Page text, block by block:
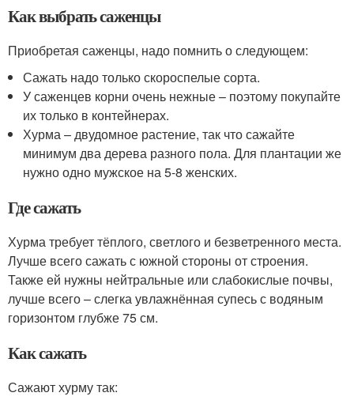
Как выбрать саженцы
Приобретая саженцы, надо помнить о следующем:
Сажать надо только скороспелые сорта.
У саженцев корни очень нежные – поэтому покупайте
их только в контейнерах.
Хурма – двудомное растение, так что сажайте
минимум два дерева разного пола. Для плантации же
нужно одно мужское на 5-8 женских.
Где сажать
Хурма требует тёплого, светлого и безветренного места.
Лучше всего сажать с южной стороны от строения.
Также ей нужны нейтральные или слабокислые почвы,
лучше всего – слегка увлажнённая супесь с водяным
горизонтом глубже 75 см.
Как сажать
Сажают хурму так: